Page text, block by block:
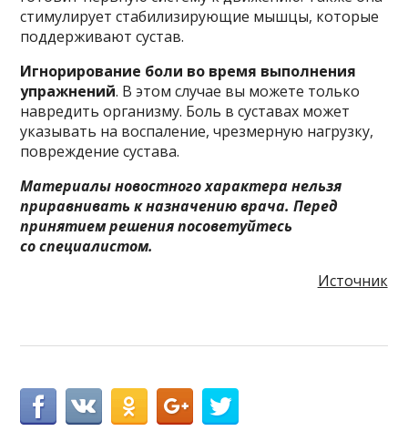
стимулирует стабилизирующие мышцы, которые
поддерживают сустав.
Игнорирование боли во время выполнения
упражнений. В этом случае вы можете только
навредить организму. Боль в суставах может
указывать на воспаление, чрезмерную нагрузку,
повреждение сустава.
Материалы новостного характера нельзя
приравнивать к назначению врача. Перед
принятием решения посоветуйтесь
со специалистом.
Источник